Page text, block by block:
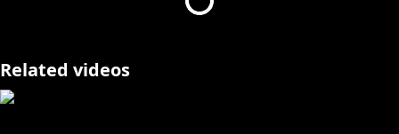
https://twitter.com/GiGO_Online_jp/status/16325127
---
Related videos